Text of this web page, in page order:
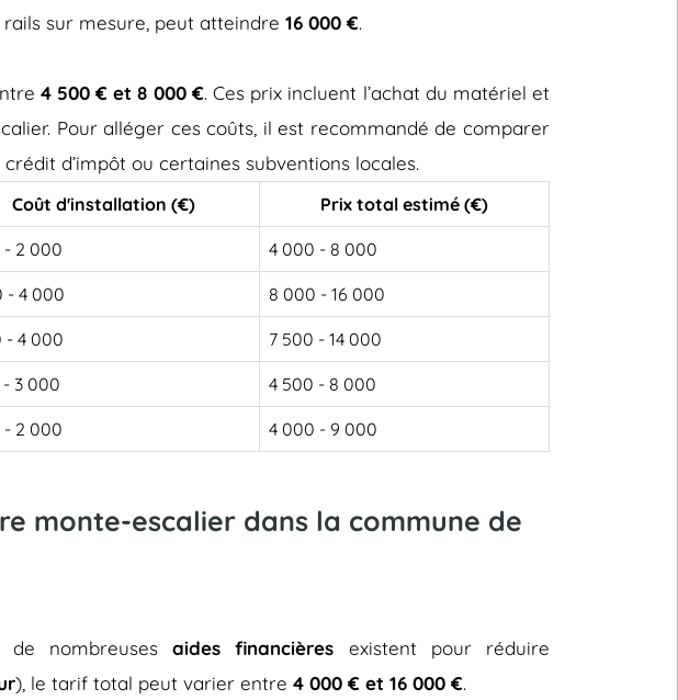
sur mesure, peut atteindre 16 000 €.
4 500 € et 8 000 €. Ces prix incluent l’achat du matériel et
Pour alléger ces coûts, il est recommandé de comparer
d’impôt ou certaines subventions locales.
Coût d'installation (€) Prix total estimé (€)
- 2 000 4 000 - 8 000
- 4 000 8 000 - 16 000
- 4 000 7 500 - 14 000
- 3 000 4 500 - 8 000
- 2 000 4 000 - 9 000
monte-escalier dans la commune de
de nombreusesaides financières existent pour réduire
), le tarif total peut varier entre 4 000 € et 16 000 €.